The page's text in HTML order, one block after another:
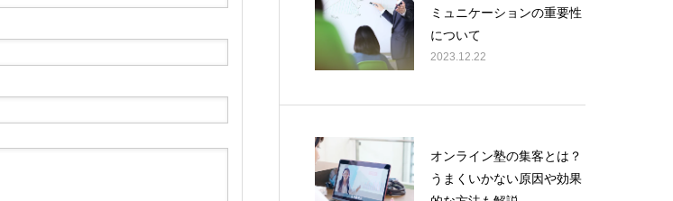
ミュニケーションの重要性
について
2023.12.22
オンライン塾の集客とは？
うまくいかない原因や効果